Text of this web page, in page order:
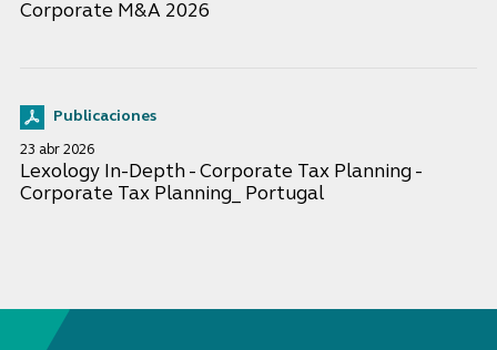
Corporate M&A 2026
Publicaciones
23 abr 2026
Lexology In-Depth - Corporate Tax Planning -
Corporate Tax Planning_ Portugal